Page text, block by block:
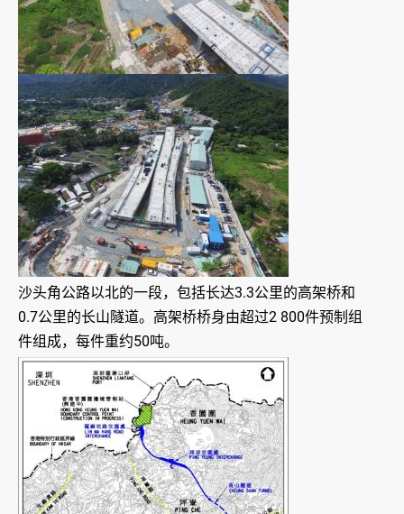
沙头角公路以北的一段，包括长达3.3公里的高架桥和
0.7公里的长山隧道。高架桥桥身由超过2 800件预制组
件组成，每件重约50吨。